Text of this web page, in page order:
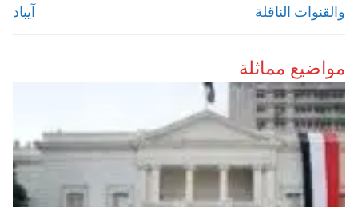
والقنوات الناقلة
آيباد
مواضيع مماثلة